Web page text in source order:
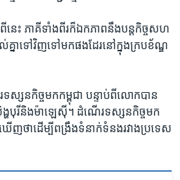
នេះ ភាគី​ទាំង​ពីរ​ក៏​ឯកភាព​នឹង​បន្ត​កិច្ច​សហ
ល់​គ្នា​ទៅ​វិញ​ទៅ​មក​ផង​ដែរ​នៅ​ក្នុង​ក្របខ័ណ្ឌ​
ស្សនកិច្ច​មក​កម្ពុជា បន្ទាប់ពី​លោក​បាន​
បុរី​និង​ម៉ាឡេស៊ី។ ដំណើរ​ទស្សនកិច្ច​មក​
ញ​ថា​ដើម្បី​ពង្រឹង​ទំនាក់ទំនង​រវាង​ប្រទេស​